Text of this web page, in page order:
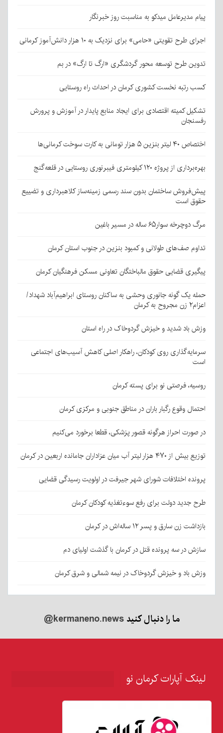
پیام مدیرعامل میدکو به مناسبت روز خبرنگار
اجرای طرح تقویتی «حامی» برای نزدیک به ۱۰ هزار دانش‌آموز کرمانی
تدوین طرح توسعه محور گردشگری «ارگ تا ارگ» در بم
کسب رتبه نخست کشوری کرمان در احداث راه روستایی
تشکیل کمیته اقتصادی برای ایجاد منابع پایدار در آموزش و پرورش
رفسنجان
اختصاص ۴۰ لیتر بنزین ۵ هزار تومانی به کارت سوخت کرمانی‌ها
بهره‌برداری از پروژه ۱۲۰ کیلومتری فیبرنوری روستایی در قلعه‌گنج
پیش‌فروش ساختمان بدون سند رسمی زمینه‌ساز کلاهبرداری و تضییع
حقوق است
مرگ دوچرخه سوار۶۵ ساله در مسیر باغین
تداوم صف‌های طولانی و کمبود بنزین در جنوب استان کرمان
پیگیری قضایی حقوق مالباختگان تعاونی مسکن فرهنگیان کرمان
حمله یک گونه جانوری وحشی به ساکنان روستای ابراهیم‌آباد شهداد/
اعزام۲ زن مجروح به کرمان
وزش باد شدید و خیزش گردوخاک در راه استان
سرمایه‌گذاری روی کودکان، راهکار اصلی کاهش آسیب‌های اجتماعی
است
روسیه، فرصتی نو برای پسته کرمان
احتمال وقوع رگبار باران در مناطق جنوبی و مرکزی کرمان
در صورت احراز هرگونه قصور پزشکی، قطعا برخورد می‌کنیم
توزیع بیش از ۴۷۰ هزار لیتر آب میان عزاداران جامانده اربعین در کرمان
پرونده اختلافات شورای شهر جیرفت در اولویت رسیدگی قضایی
طرح جدید دولت برای رفع سوءتغذیه کودکان کرمان
بازداشت زن سارق و پسر ۱۲ ساله‌اش در کرمان
سازش در سه پرونده قتل در کرمان با گذشت اولیای دم
وزش باد و خیزش گردوخاک در نیمه شمالی و شرق کرمان
ما را دنبال کنید@kermaneno.news
لینک آپارات کرمان نو